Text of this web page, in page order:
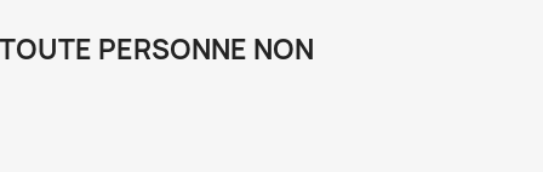
PERSONNE NON